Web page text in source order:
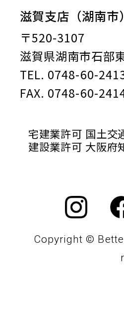
滋賀支店（湖南市）
〒520-3107
滋賀県湖南市石部
TEL. 0748-60-
FAX. 0748-60-
宅建業許可 国土
建設業許可 大阪
Copyright ©